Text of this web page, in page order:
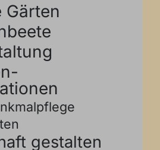
Gärten
gestalten